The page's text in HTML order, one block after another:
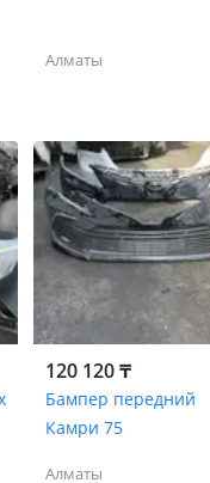
Алматы
120 120 ₸
Бампер передний
Камри 75
Алматы